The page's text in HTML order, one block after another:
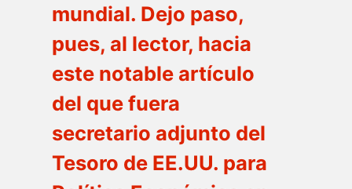
mundial. Dejo paso,
pues, al lector, hacia
este notable artículo
del que fuera
secretario adjunto del
Tesoro de EE.UU. para